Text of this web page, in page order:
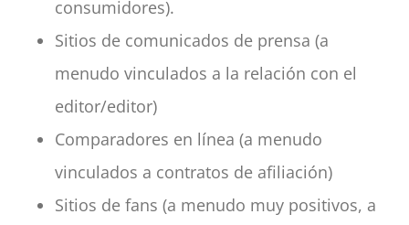
consumidores).
Sitios de comunicados de prensa (a
menudo vinculados a la relación con el
editor/editor)
Comparadores en línea (a menudo
vinculados a contratos de afiliación)
Sitios de fans (a menudo muy positivos, a